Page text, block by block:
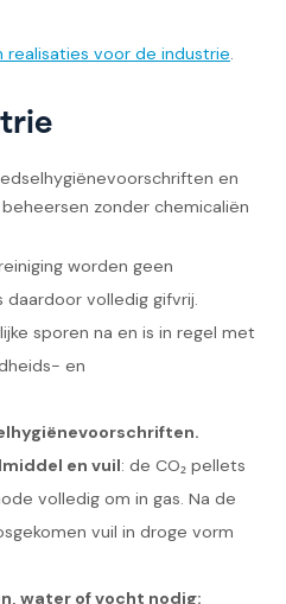
realisaties voor de industrie.
en
zonder chemicaliën
worden geen
daardoor volledig gifvrij.
sporen na en is in regel met
en
en vuil: de CO₂ pellets
volledig om in gas. Na de
vuil in droge vorm
water of vocht nodig: